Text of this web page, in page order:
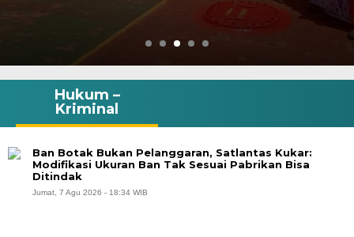
Hukum –
Kriminal
Ban Botak Bukan Pelanggaran, Satlantas Kukar:
Modifikasi Ukuran Ban Tak Sesuai Pabrikan Bisa
Ditindak
Jumat, 7 Agu 2026 - 18:34 WIB